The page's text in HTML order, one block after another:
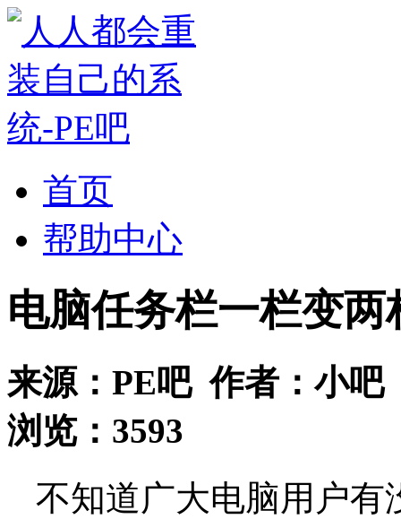
首页
帮助中心
电脑任务栏一栏变
来源： PE吧作者：小吧
浏览： 3593
不知道广大电脑用户有